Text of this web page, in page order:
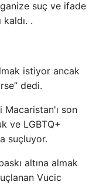
suç ve ifade
kaldı. .
istiyor ancak
dedi.
Macaristan'ı son
ve LGBTQ+
suçluyor.
altına almak
Vucic